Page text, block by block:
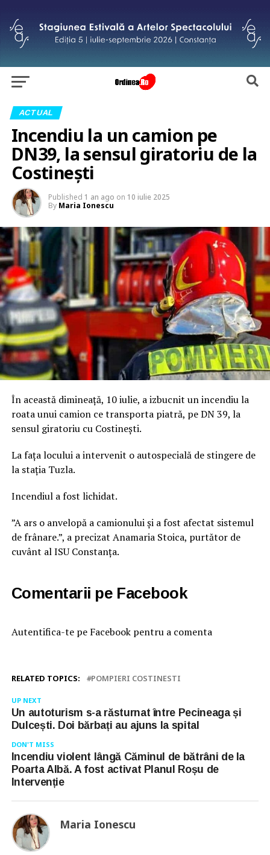
ACTUAL
Incendiu la un camion pe
DN39, la sensul giratoriu de la
Costinești
Published 1 an ago on 10 iulie 2025
By Maria Ionescu
În această dimineață, 10 iulie, a izbucnit un incendiu la
roata unui camion ce transporta piatră, pe DN 39, la
sensul giratoriu cu Costinești.
La fața locului a intervenit o autospecială de stingere de
la stația Tuzla.
Incendiul a fost lichidat.
”A ars o anvelopă a camionului și a fost afectat sistemul
de frânare.”, a precizat Anamaria Stoica, purtător de
cuvânt al ISU Constanța.
Comentarii pe Facebook
Autentifica-te pe Facebook pentru a comenta
RELATED TOPICS: POMPIERI COSTINESTI
UP NEXT
Un autoturism s-a răsturnat între Pecineaga și
Dulcești. Doi bărbați au ajuns la spital
DON'T MISS
Incendiu violent lângă Căminul de bătrâni de la
Poarta Albă. A fost activat Planul Roșu de
Intervenție
Maria Ionescu